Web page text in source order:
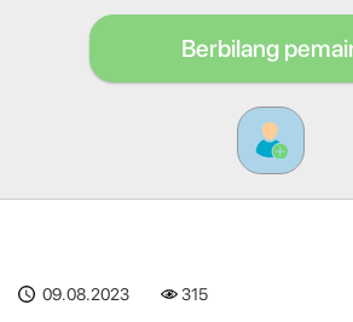
Berbilang
09.08.2023 315